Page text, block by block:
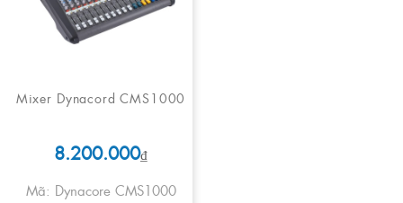
Mixer Dynacord CMS1000
8.200.000₫
Mã: Dynacore CMS1000